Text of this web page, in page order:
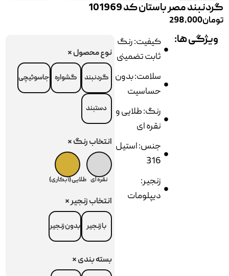
گردنبند مصر باستان کد 101969
تومان298,000
ویژگی ها:
کیفیت: رنگ
ثابت تضمینی
سلامت: بدون
حساسیت
رنگ: طلایی و
نقره ای
جنس: استیل
316
زنجیر:
دیپلومات
نوع محصول*
گردنبند گشواره جاسوئیچی
دستبند
انتخاب رنگ*
نقره ای طلایی (آبکاری)
انتخاب زنجیر*
با زنجیر بدون زنجیر
بسته بندی*